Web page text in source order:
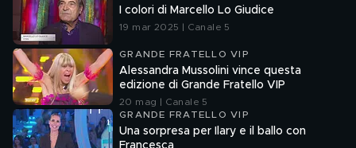
I colori di Marcello Lo Giudice
19 mar 2025 | Canale 5
GRANDE FRATELLO VIP
Alessandra Mussolini vince questa
edizione di Grande Fratello VIP
20 mag | Canale 5
GRANDE FRATELLO VIP
Una sorpresa per Ilary e il ballo con
Francesca